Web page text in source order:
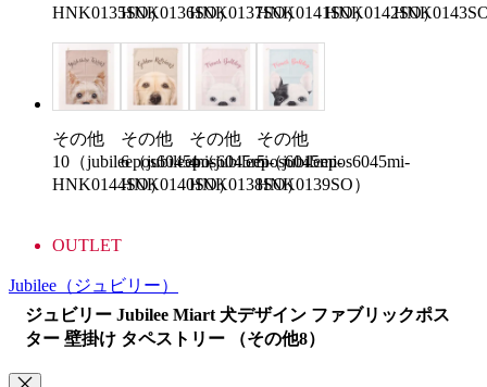
HNK0135SO）HNK0136SO）HNK0137SO）HNK0141SO）HNK0142SO）
その他
10（jubileepos6045mi-
HNK0144SO）
その他
6（jubileepos6045mi-
HNK0140SO）
その他
4（jubileepos6045mi-
HNK0138SO）
その他
5（jubileepos6045mi-
HNK0139SO）
OUTLET
Jubilee （ジュビリー）
ジュビリー Jubilee Miart 犬デザイン ファブリックポス
ター 壁掛け タペストリー （その他8）